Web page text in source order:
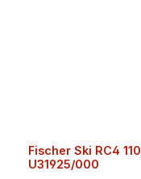
Fischer Ski RC4
U31925/000